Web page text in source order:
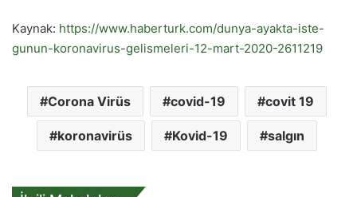
Kaynak: https://www.haberturk.com/dunya-ayakta-iste-
gunun-koronavirus-gelismeleri-12-mart-2020-2611219
Corona Virüs covid-19 covit 19
koronavirüs Kovid-19 salgın